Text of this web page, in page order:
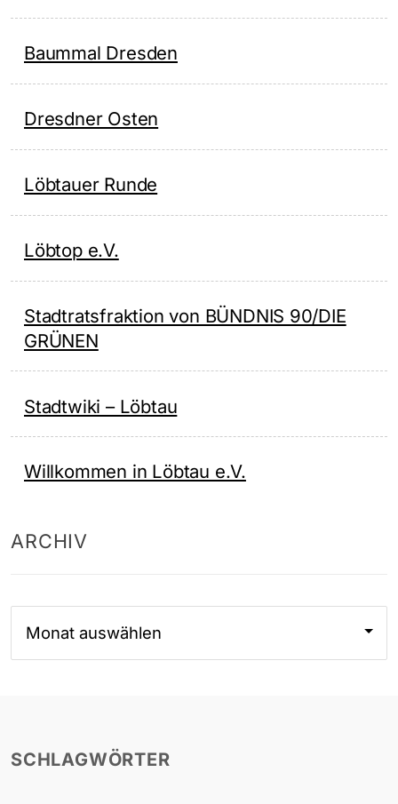
Baummal Dresden
Dresdner Osten
Löbtauer Runde
Löbtop e.V.
Stadtratsfraktion von BÜNDNIS 90/DIE
GRÜNEN
Stadtwiki – Löbtau
Willkommen in Löbtau e.V.
ARCHIV
SCHLAGWÖRTER